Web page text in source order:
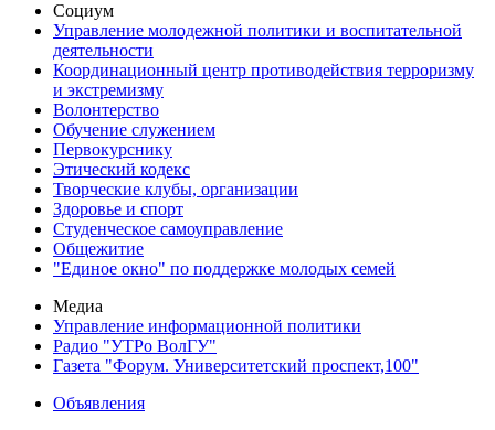
Социум
Управление молодежной политики и воспитательной
деятельности
Координационный центр противодействия терроризму
и экстремизму
Волонтерство
Обучение служением
Первокурснику
Этический кодекс
Творческие клубы, организации
Здоровье и спорт
Студенческое самоуправление
Общежитие
"Единое окно" по поддержке молодых семей
Медиа
Управление информационной политики
Радио "УТРо ВолГУ"
Газета "Форум. Университетский проспект,100"
Объявления